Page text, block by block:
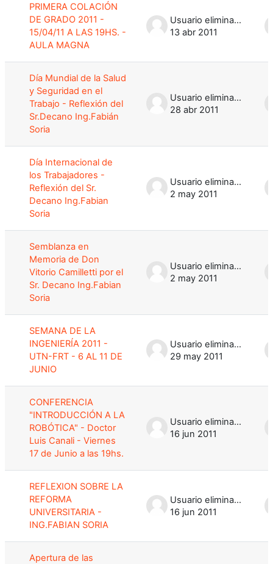
PRIMERA COLACIÓN
DE GRADO 2011 -
15/04/11 A LAS 19HS. -
AULA MAGNA
Usuario eliminado
13 abr 2011
Día Mundial de la Salud
y Seguridad en el
Trabajo - Reflexión del
Sr.Decano Ing.Fabián
Soria
Usuario eliminado
28 abr 2011
Día Internacional de
los Trabajadores -
Reflexión del Sr.
Decano Ing.Fabian
Soria
Usuario eliminado
2 may 2011
Semblanza en
Memoria de Don
Vitorio Camilletti por el
Sr. Decano Ing.Fabian
Soria
Usuario eliminado
2 may 2011
SEMANA DE LA
INGENIERÍA 2011 -
UTN-FRT - 6 AL 11 DE
JUNIO
Usuario eliminado
29 may 2011
CONFERENCIA
"INTRODUCCIÓN A LA
ROBÓTICA" - Doctor
Luis Canali - Viernes
17 de Junio a las 19hs.
Usuario eliminado
16 jun 2011
REFLEXION SOBRE LA
REFORMA
UNIVERSITARIA -
ING.FABIAN SORIA
Usuario eliminado
16 jun 2011
Apertura de las